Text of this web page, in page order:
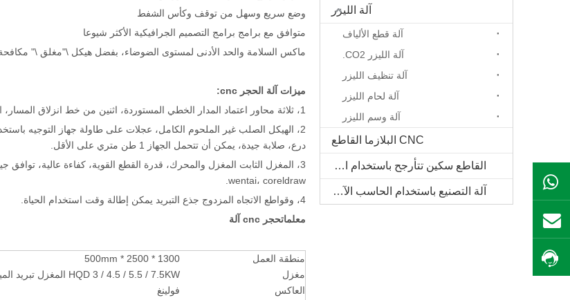
وضع سريع وسهل من توقف وكأس الشفط
متوافق مع برامج برامج التصميم الجرافيكية الأكثر شيوعا
ماكس السلامة والحد الأدنى لمستوى الضوضاء، بفضل هيكل \"مغلق \"
ميزات آلة الحجر cnc:
1، ثلاثة محاور اعتماد المدار الخطي المستوردة، اثنين من خط انزلاق المسار، التحميل الثقيل، العمل المستقر، الدقة عالية، وقت الحياة الطويلة.
2، الهيكل الصلب غير الملحوم الكامل، عجلات على طاولة جهاز التوجيه
درع، صلابة جيدة، يمكن أن تتحمل الجهاز 1 طن متري على الأقل.
wentai، coreldraw.
4، وقواطع الاتجاه المزدوج جذع التبريد يمكن إطالة وقت استخدام الحياة.
معلماتحجر cnc آلة
منطقة العمل
1300 * 2500 * 500mm
مغزل
HQD 3 / 4.5 / 5.5 / 7.5KW المغزل تبريد المياه
العاكس
فولينغ
آلة الليزر
آلة قطع الألياف
آلة الليزر CO2.
آلة تنظيف الليزر
آلة لحام الليزر
آلة وسم الليزر
CNC البلازما القاطع
القاطع سكين تتأرجح باستخدام الحاسب الآلي
آلة التصنيع باستخدام الحاسب الآلي الخشب الصلب